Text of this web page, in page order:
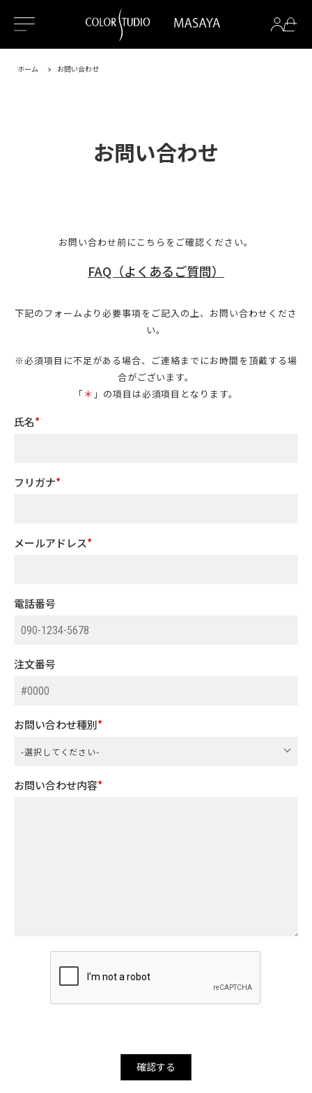
ホーム お問い合わせ
お問い合わせ
お問い合わせ前にこちらをご確認ください。
FAQ（よくあるご質問）
下記のフォームより必要事項をご記入の上、お問い合わせくださ
い。
※必須項目に不足がある場合、ご連絡までにお時間を頂戴する場
合がございます。
「＊ 」の項目は必須項目となります。
氏名
フリガナ
メールアドレス
電話番号
注文番号
お問い合わせ種別
お問い合わせ内容
確認する